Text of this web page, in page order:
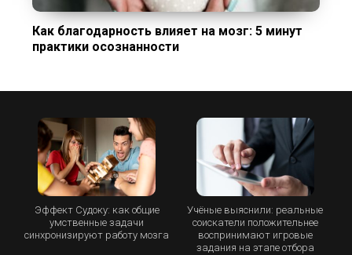
Как благодарность влияет на мозг: 5 минут
практики осознанности
Эффект Судоку: как общие
умственные задачи
синхронизируют работу мозга
Учёные выяснили: реальные
соискатели положительнее
воспринимают игровые
задания на этапе отбора